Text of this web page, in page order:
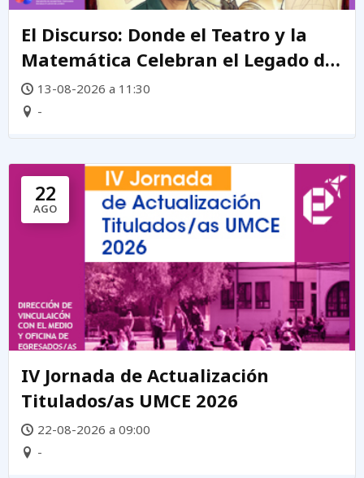
El Discurso: Donde el Teatro y la
Matemática Celebran el Legado de
mujeres matemáticas
13-08-2026 a 11:30
-
22
AGO
IV Jornada de Actualización
Titulados/as UMCE 2026
22-08-2026 a 09:00
-